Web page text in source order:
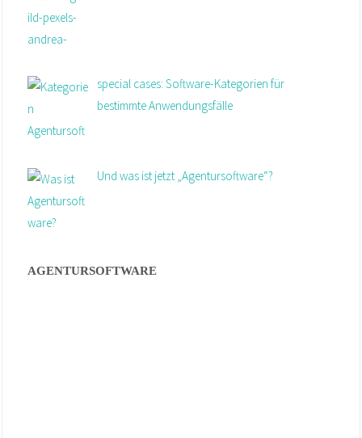
special cases: Software-Kategorien für
bestimmte Anwendungsfälle
Und was ist jetzt „Agentursoftware“?
AGENTURSOFTWARE